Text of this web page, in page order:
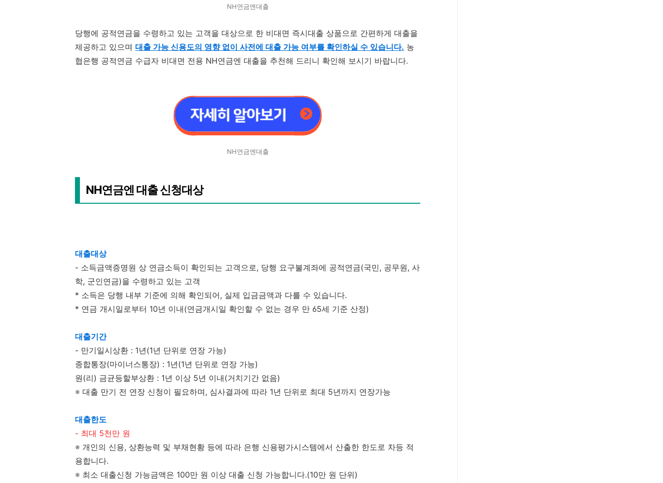
NH연금엔대출
당행에 공적연금을 수령하고 있는 고객을 대상으로 한 비대면 즉시대출 상품으로 간편하게 대출을
제공하고 있으며 대출 가능 신용도의 영향 없이 사전에 대출 가능 여부를 확인하실 수 있습니다. 농
협은행 공적연금 수급자 비대면 전용 NH연금엔 대출을 추천해 드리니 확인해 보시기 바랍니다.
NH연금엔대출
NH연금엔 대출 신청대상
대출대상
- 소득금액증명원 상 연금소득이 확인되는 고객으로, 당행 요구불계좌에 공적연금(국민, 공무원, 사
학, 군인연금)을 수령하고 있는 고객
* 소득은 당행 내부 기준에 의해 확인되어, 실제 입금금액과 다를 수 있습니다.
* 연금 개시일로부터 10년 이내(연금개시일 확인할 수 없는 경우 만 65세 기준 산정)
대출기간
- 만기일시상환 : 1년(1년 단위로 연장 가능)
종합통장(마이너스통장) : 1년(1년 단위로 연장 가능)
원(리) 금균등할부상환 : 1년 이상 5년 이내(거치기간 없음)
※ 대출 만기 전 연장 신청이 필요하며, 심사결과에 따라 1년 단위로 최대 5년까지 연장가능
대출한도
- 최대 5천만 원
※ 개인의 신용, 상환능력 및 부채현황 등에 따라 은행 신용평가시스템에서 산출한 한도로 차등 적
용합니다.
※ 최소 대출신청 가능금액은 100만 원 이상 대출 신청 가능합니다.(10만 원 단위)